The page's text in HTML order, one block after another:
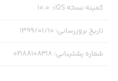
کمینه نسخه iOS :
10.0
تاریخ بروزرسانی: ۱۳۹۹/۰۱/۱۰
شماره پشتیبانی:
02188108318